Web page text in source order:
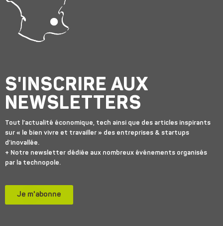
S'INSCRIRE AUX
NEWSLETTERS
Tout l’actualité économique, tech ainsi que des articles inspirants
sur « le bien vivre et travailler » des entreprises & startups
d’inovallée.
+ Notre newsletter dédiée aux nombreux événements organisés
par la technopole.
Je m'abonne